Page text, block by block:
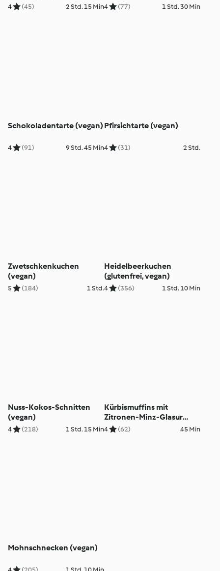
4 (45) 2 Std. 15 Min4 (77) 1 Std. 30 Min
Schokoladentarte (vegan)
4 (91) 9 Std. 45 Min
Pfirsichtarte (vegan)
4 (31) 2 Std.
Zwetschkenkuchen
(vegan)
5 (184) 1 Std.
Heidelbeerkuchen
(glutenfrei, vegan)
4 (356) 1 Std. 10 Min
Nuss-Kokos-Schnitten
(vegan)
4 (218) 1 Std. 15 Min
Kürbismuffins mit
Zitronen-Minz-Glasur
(vegan)
4 (62) 45 Min
Mohnschnecken (vegan)